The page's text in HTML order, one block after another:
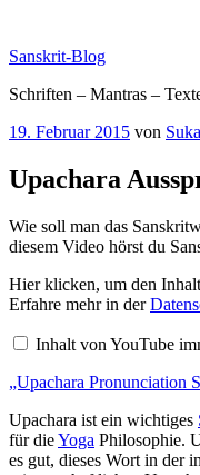
springen
Sanskrit-Blog
Schriften – Mantras –
Veröffentlicht
19. Februar 2015 von
Upachara
Wie soll man das
diesem Video hörst du
„Upachara
Pronunciation
Sanskrit
upacāra“
YouTube
Hier klicken, um den
Erfahre mehr in der
Inhalt von YouTube
„Upachara Pronunciation
Upachara ist ein wichtiges
für dieYoga Philosophie.
es gut, dieses Wort in der